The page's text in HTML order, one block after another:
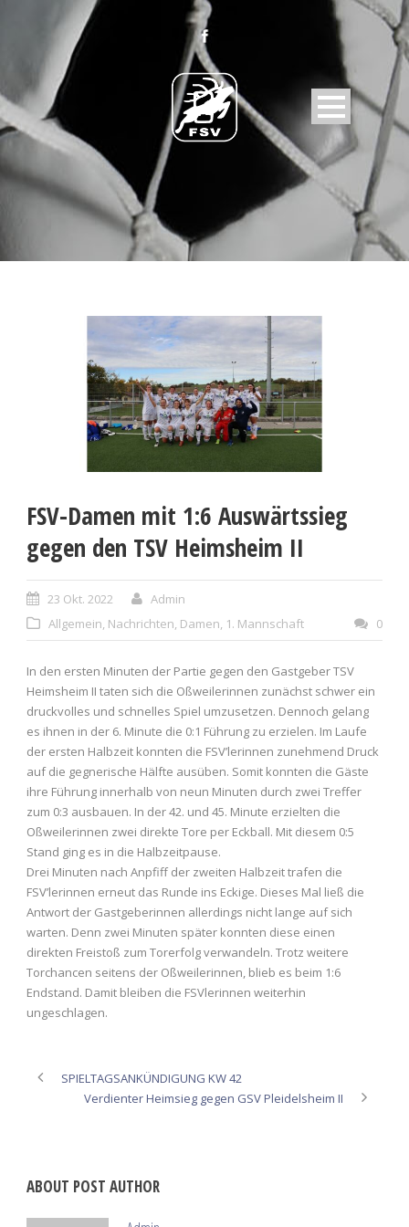
FSV-Damen mit 1:6 Auswärtssieg
gegen den TSV Heimsheim II
23 Okt. 2022
Admin
Allgemein, Nachrichten, Damen, 1. Mannschaft 0
In den ersten Minuten der Partie gegen den Gastgeber TSV
Heimsheim II taten sich die Oßweilerinnen zunächst schwer ein
druckvolles und schnelles Spiel umzusetzen. Dennoch gelang
es ihnen in der 6. Minute die 0:1 Führung zu erzielen. Im Laufe
der ersten Halbzeit konnten die FSV’lerinnen zunehmend Druck
auf die gegnerische Hälfte ausüben. Somit konnten die Gäste
ihre Führung innerhalb von neun Minuten durch zwei Treffer
zum 0:3 ausbauen. In der 42. und 45. Minute erzielten die
Oßweilerinnen zwei direkte Tore per Eckball. Mit diesem 0:5
Stand ging es in die Halbzeitpause.
Drei Minuten nach Anpfiff der zweiten Halbzeit trafen die
FSV’lerinnen erneut das Runde ins Eckige. Dieses Mal ließ die
Antwort der Gastgeberinnen allerdings nicht lange auf sich
warten. Denn zwei Minuten später konnten diese einen
direkten Freistoß zum Torerfolg verwandeln. Trotz weitere
Torchancen seitens der Oßweilerinnen, blieb es beim 1:6
Endstand. Damit bleiben die FSVlerinnen weiterhin
ungeschlagen.
SPIELTAGSANKÜNDIGUNG KW 42
Verdienter Heimsieg gegen GSV Pleidelsheim II
ABOUT POST AUTHOR